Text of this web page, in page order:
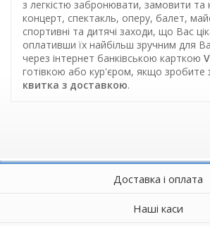
з легкістю забронювати, замовити та
концерт, спектакль, оперу, балет,
спортивні та дитячі заходи, що Вас
оплативши їх найбільш зручним для
через інтернет банківською карткою
готівкою або кур'єром, якщо зробите
квитка з доставкою.
Доставка і оплата
Наші каси